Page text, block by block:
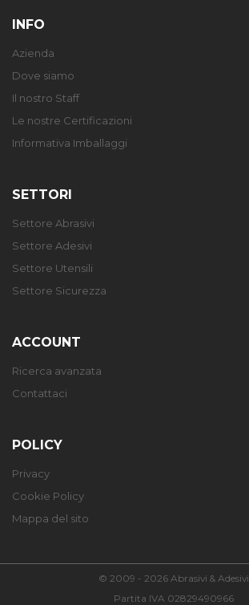
INFO
Azienda
Dove siamo
Il nostro Staff
Le nostre Certificazioni
Informativa Imballaggi
SETTORI
Settore Abrasivi
Settore Adesivi
Settore Utensili
Settore Sicurezza
ACCOUNT
Ricerca avanzata
Contattaci
POLICY
Privacy
Cookie Policy
Mappa del sito
© 2009 - 2026 Abrasivi & Adesivi
Partita IVA 02829490966